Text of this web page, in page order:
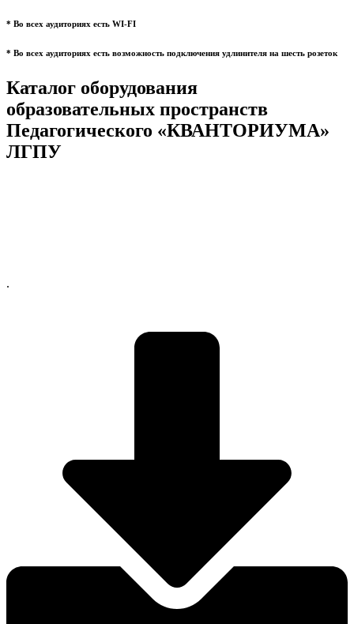
* Во всех аудиториях есть WI-FI
* Во всех аудиториях есть возможность подключения удлинителя на шесть розеток
Каталог оборудования
образовательных пространств
Педагогического «КВАНТОРИУМА»
ЛГПУ
.